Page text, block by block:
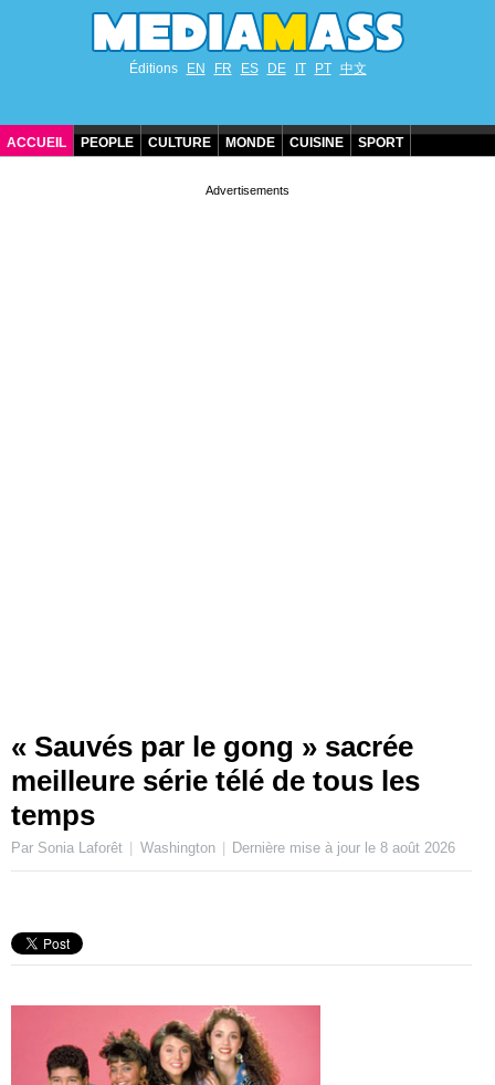
Éditions EN FR ES DE IT PT 中文
ACCUEIL PEOPLE CULTURE MONDE CUISINE SPORT
« Sauvés par le gong » sacrée
meilleure série télé de tous les
temps
Par Sonia Laforêt Washington Dernière mise à jour le8 août 2026